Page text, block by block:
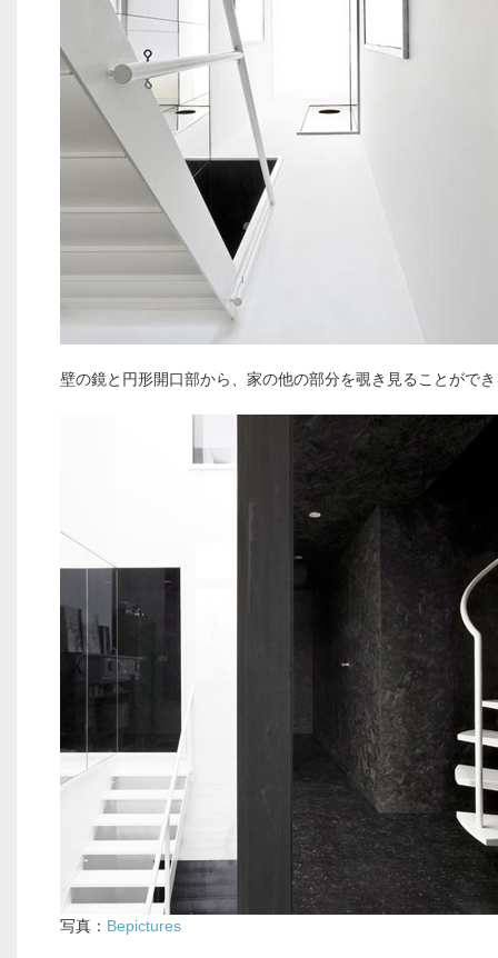
壁の鏡と円形開口部から、家の他の部分を覗き見ることがで
写真： Bepictures